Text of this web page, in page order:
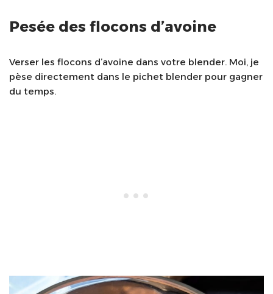
Pesée des flocons d’avoine
Verser les flocons d’avoine dans votre blender. Moi, je
pèse directement dans le pichet blender pour gagner
du temps.